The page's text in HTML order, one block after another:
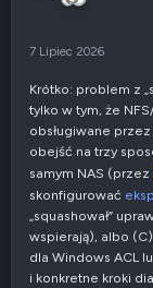
7 Lipiec 2026
Krótko: problem z
tylko w tym, że
obsługiwane
obejść na trzy
samym NAS (przez
skonfigurować
„squashował”
wspierają), albo
dla Windows ACL
i konkretne kroki